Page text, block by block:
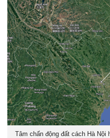
Tâm chấn động đất cách Hà